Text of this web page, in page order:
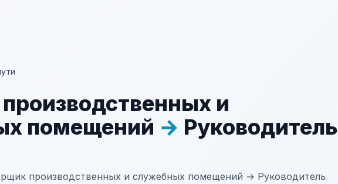
и
помещений → Руководитель
производственных и служебных помещений → Руководитель